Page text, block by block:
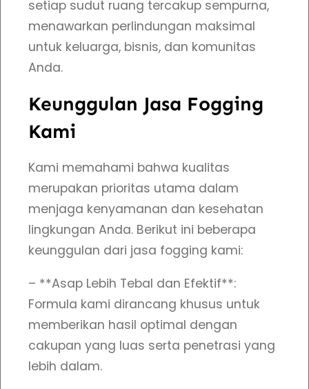
setiap sudut ruang tercakup sempurna,
menawarkan perlindungan maksimal
untuk keluarga, bisnis, dan komunitas
Anda.
Keunggulan Jasa Fogging
Kami
Kami memahami bahwa kualitas
merupakan prioritas utama dalam
menjaga kenyamanan dan kesehatan
lingkungan Anda. Berikut ini beberapa
keunggulan dari jasa fogging kami:
– **Asap Lebih Tebal dan Efektif**:
Formula kami dirancang khusus untuk
memberikan hasil optimal dengan
cakupan yang luas serta penetrasi yang
lebih dalam.